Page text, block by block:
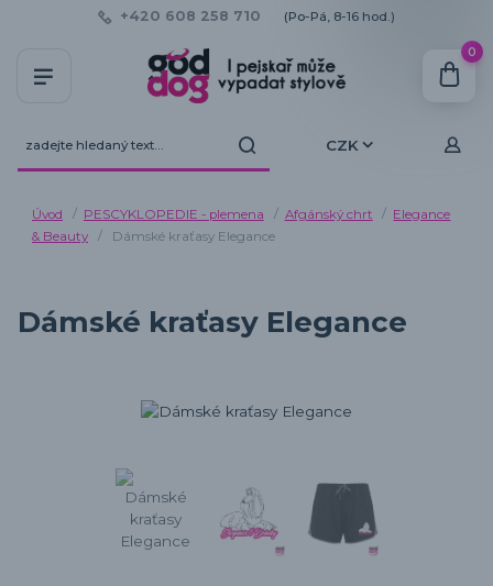
CZK
+420 608 258 710 (Po-Pá, 8-16 hod.)
0
Úvod PESCYKLOPEDIE - plemena Afgánský chrt
Elegance
& Beauty
Dámské kraťasy Elegance
Dámské kraťasy Elegance